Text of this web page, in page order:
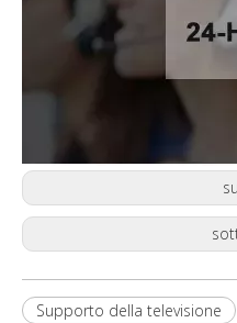
Supporto della televisione